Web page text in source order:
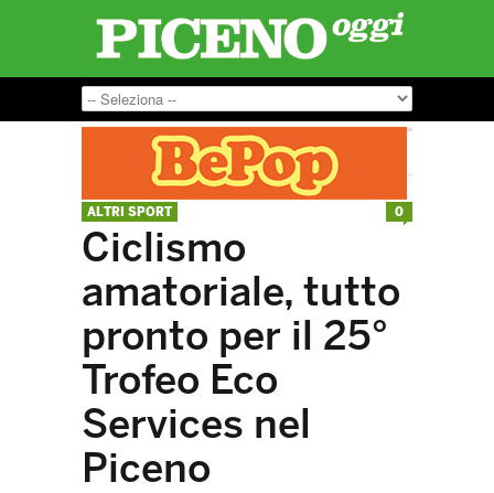
ALTRI SPORT
Ciclismo
amatoriale, tutto
pronto per il 25°
Trofeo Eco
Services nel
Piceno
0